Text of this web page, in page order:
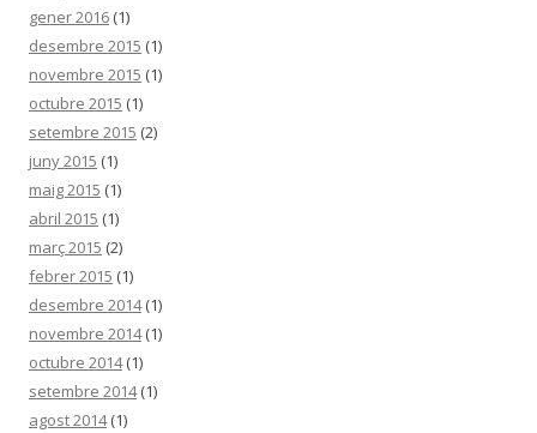
gener 2016 (1)
desembre 2015 (1)
novembre 2015 (1)
octubre 2015 (1)
setembre 2015 (2)
juny 2015 (1)
maig 2015 (1)
abril 2015 (1)
març 2015 (2)
febrer 2015 (1)
desembre 2014(1)
novembre 2014(1)
octubre 2014(1)
setembre 2014(1)
agost 2014(1)